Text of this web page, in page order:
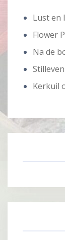
Lust en
Flower
Na de
Kerkuil